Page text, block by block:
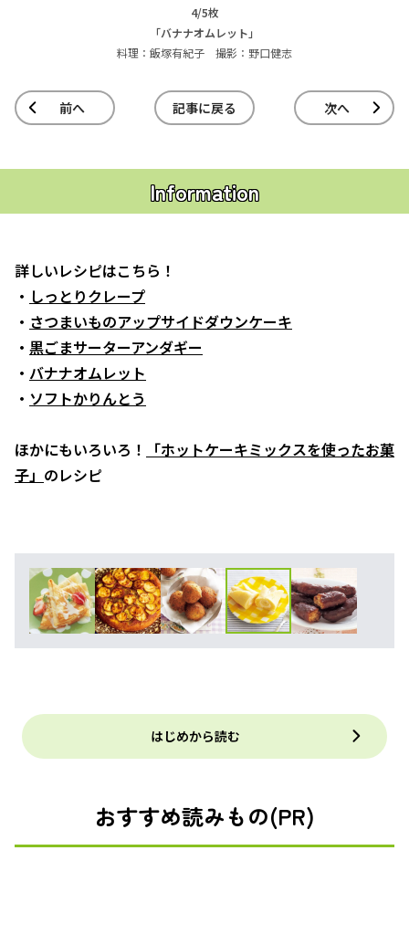
4/5枚
「バナナオムレット」
料理：飯塚有紀子 撮影：野口健志
前へ 記事に戻る 次へ
Information
詳しいレシピはこちら！
・ しっとりクレープ
・ さつまいものアップサイドダウンケーキ
・ 黒ごまサーターアンダギー
・ バナナオムレット
・ ソフトかりんとう
ほかにもいろいろ！
「ホットケーキミックスを使ったお菓
子」 のレシピ
はじめから読む
おすすめ読みもの(PR)